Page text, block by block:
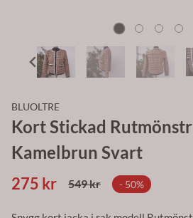
BLUOLTRE
Kort Stickad
Kamelbrun Svart
275 kr 549 kr - 50%